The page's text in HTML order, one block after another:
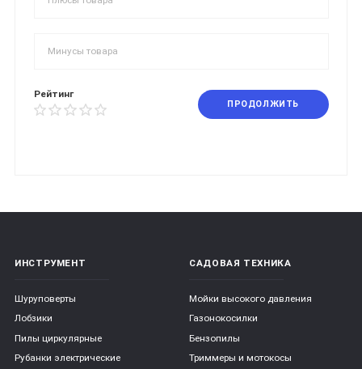
Рейтинг
ПРОДОЛЖИТЬ
ИНСТРУМЕНТ
Шуруповерты
Лобзики
Пилы циркулярные
Рубанки электрические
САДОВАЯ ТЕХНИКА
Мойки высокого давления
Газонокосилки
Бензопилы
Триммеры и мотокосы